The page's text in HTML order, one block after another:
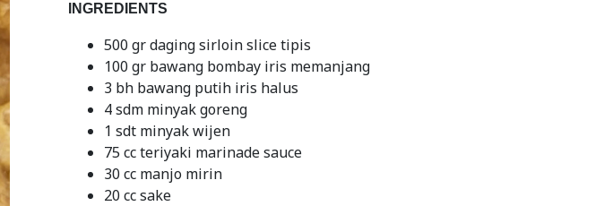
INGREDIENTS
500 gr daging sirloin slice tipis
100 gr bawang bombay iris memanjang
3 bh bawang putih iris halus
4 sdm minyak goreng
1 sdt minyak wijen
75 cc teriyaki marinade sauce
30 cc manjo mirin
20 cc sake